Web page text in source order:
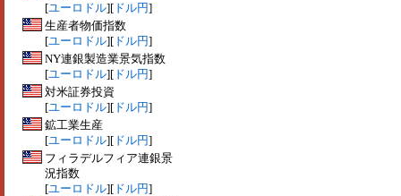
[ユーロドル][ ドル円]
生産者物価指数
[ユーロドル][ ドル円]
NY連銀製造業景気指数
[ユーロドル][ ドル円]
対米証券投資
[ユーロドル][ ドル円]
鉱工業生産
[ユーロドル][ ドル円]
フィラデルフィア連銀景
況指数
[ユーロドル][ ドル円]